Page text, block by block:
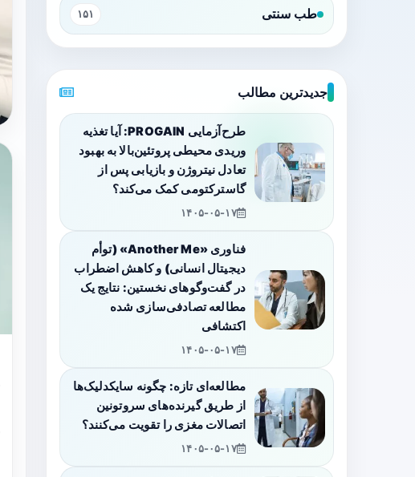
طب سنتی ۱۵۱
جدیدترین مطالب
طرح‌آزمایی PROGAIN: آیا تغذیه
وریدی محیطی پروتئین‌بالا به بهبود
تعادل نیتروژن و بازیابی پس از
گاسترکتومی کمک می‌کند؟
۱۴۰۵-۰۵-۱۷
فناوری «Another Me» (توأم
دیجیتال انسانی) و کاهش اضطراب
در گفت‌وگوهای نخستین: نتایج یک
مطالعه تصادفی‌سازی شده
اکتشافی
۱۴۰۵-۰۵-۱۷
مطالعه‌ای تازه: چگونه سایکدلیک‌ها
از طریق گیرنده‌های سروتونین
اتصالات مغزی را تقویت می‌کنند؟
۱۴۰۵-۰۵-۱۷